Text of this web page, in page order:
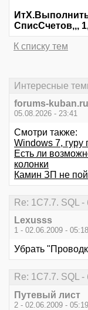
СписСчетов,,,
К списку тем
Интересные
forums-kuban.ru
05.08.2026 - 23:41
Смотри также:
Windows 7, гуру
Есть ли
колонки
Камин ЗП не
Re: 1С7.7. SQL -
Lexusss
1 - 02.06.2009 - 05:18
Убрать
Re: 1С7.7. SQL -
Путевый лист
2 - 02.06.2009 - 05:19